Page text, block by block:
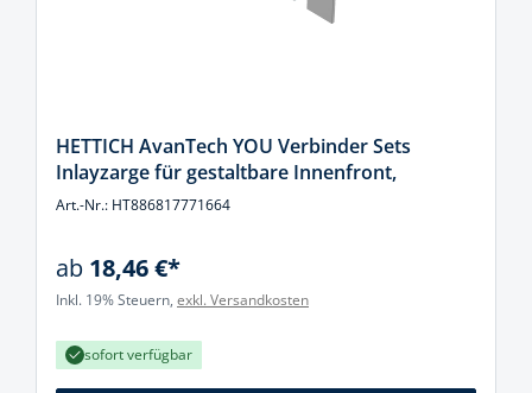
HETTICH AvanTech YOU Verbinder Sets
Inlayzarge für gestaltbare Innenfront,
Art.-Nr.: HT886817771664
ab 18,46 €*
Inkl. 19% Steuern, exkl. Versandkosten
sofort verfügbar